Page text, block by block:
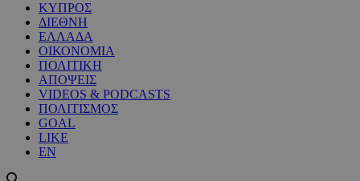
ΚΥΠΡΟΣ
ΔΙΕΘΝΗ
ΕΛΛΑΔΑ
ΟΙΚΟΝΟΜΙΑ
ΠΟΛΙΤΙΚΗ
ΑΠΟΨΕΙΣ
VIDEOS & PODCASTS
ΠΟΛΙΤΙΣΜΟΣ
GOAL
LIKE
EN